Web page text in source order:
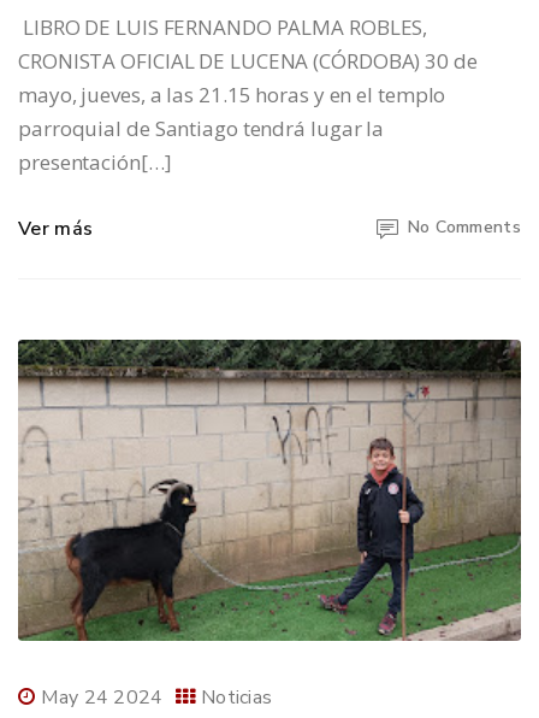
LIBRO DE LUIS FERNANDO PALMA ROBLES,
CRONISTA OFICIAL DE LUCENA (CÓRDOBA) 30 de
mayo, jueves, a las 21.15 horas y en el templo
parroquial de Santiago tendrá lugar la
presentación[…]
Ver más No Comments
May 24 2024 Noticias